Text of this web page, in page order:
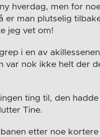
hverdag, men for
er man plutselig
jeg vet om!
i en av
var nok ikke helt der
ting til, den
Tine.
etter noe